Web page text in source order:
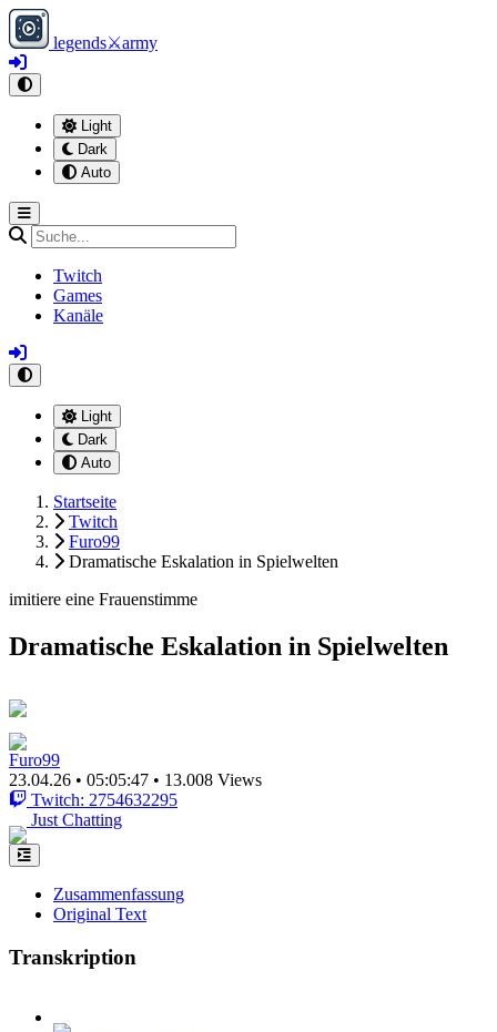
legends⚔army
Light
Dark
Auto
Twitch
Games
Kanäle
Light
Dark
Auto
Startseite
Twitch
Furo99
Dramatische Eskalation in Spielwelten
imitiere eine Frauenstimme
Dramatische Eskalation in Spielwelten
Furo99
23.04.26 • 05:05:47 • 13.008 Views
Twitch: 2754632295
Just Chatting
Zusammenfassung
Original Text
Transkription